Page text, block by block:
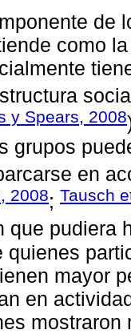
de
como
y Spears, 2008
grupos
en
2008; Tausch
que pudiera
quienes
mayor
en